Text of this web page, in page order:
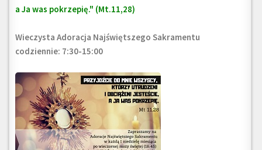
a Ja was pokrzepię." (Mt.11,28)
Wieczysta Adoracja Najświętszego Sakramentu
codziennie: 7:30-15:00